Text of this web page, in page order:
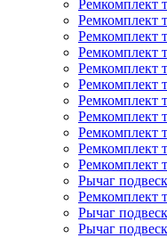
Ремкомплект
Ремкомплект
Ремкомплект
Ремкомплект
Ремкомплект
Ремкомплект
Ремкомплект
Ремкомплект
Ремкомплект
Ремкомплект
Ремкомплект
Рычаг
Ремкомплект
Рычаг
Рычаг